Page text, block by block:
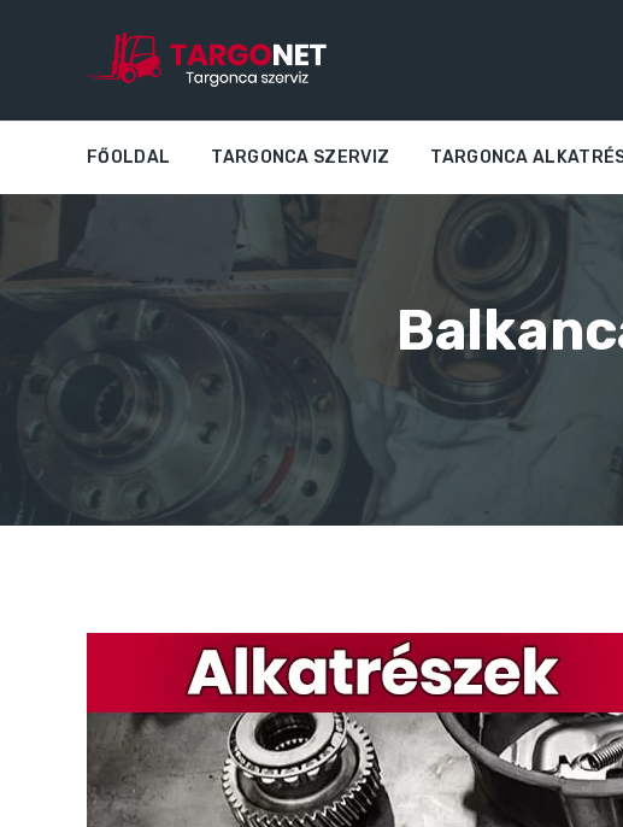
FŐOLDAL TARGONCA SZERVIZ TARGONCA